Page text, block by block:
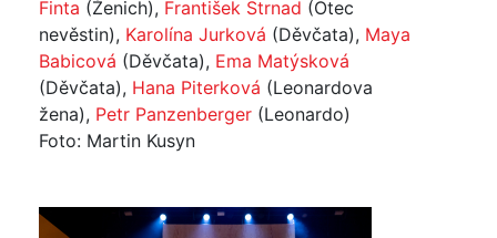
Finta (Ženich), František Strnad (Otec
nevěstin), Karolína Jurková (Děvčata), Maya
Babicová (Děvčata), Ema Matýsková
(Děvčata), Hana Piterková (Leonardova
žena), Petr Panzenberger (Leonardo)
Foto: Martin Kusyn